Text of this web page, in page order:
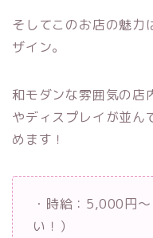
そしてこのお店の魅力
ザイン。
和モダンな雰囲気の店
やディスプレイが並ん
めます！
・時給：5,000円
い！）